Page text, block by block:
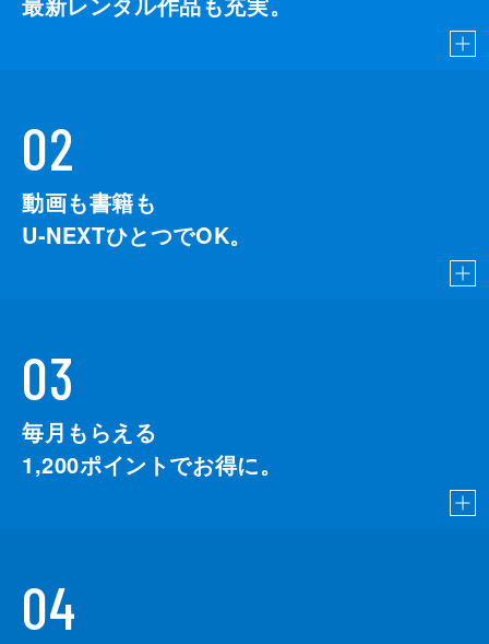
02
動画も書籍も
U-NEXTひとつでOK。
03
毎月もらえる
1,200ポイントでお得に。
04